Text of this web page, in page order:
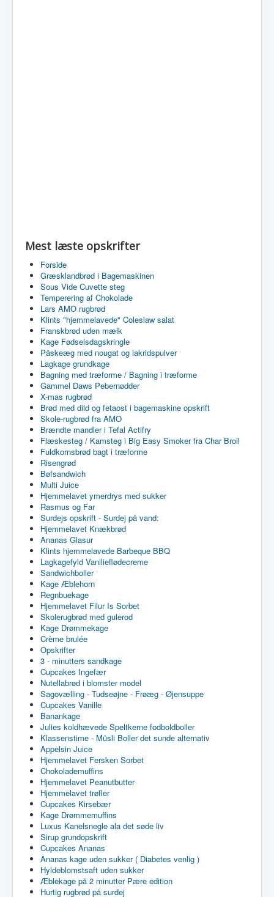
Mest læste opskrifter
Forside
Græsklandbrød i Bagemaskinen
Sous Vide Cuvette steg
Temperering af Chokolade
Lars AMO rugbrød
Klints "hjemmelavede" Coleslaw salat
Franskbrød uden mælk
Kage Fødselsdagskringle
Påskeæg med nougat og lakridspulver
Lagkage grundkage
Bagning med træforme / Bagning i træforme
Gammel Daws Pebernødder
X-mas rugbrød
Brød med dild og fetaost i bagemaskine opskrift
Skole-rugbrød fra AMO
Brændte mandler i Tefal Actifry
Flæskesteg / Kamsteg i Big Easy Smoker fra Char Broil
Fuldkornsbrød bagt i træforme
Risengrød
Bøfsandwich
Multi Juice
Hjemmelavet ymerdrys med sukker
Rasmus og Far
Surdejs opskrift - Surdej på vand:
Hjemmelavet Knækbrød
Ananas Glasur
Klints hjemmelavede Barbeque BBQ
Lagkagefyld Vanilieflødecreme
Sandwichboller
Kage Æblehorn
Regnbuekage
Hjemmelavet Filur Is Sorbet
Skolerugbrød med gulerod
Kage Drømmekage
Crème brulée
Opskrifter
3 - minutters sandkage
Cupcakes Ingefær
Nutellabrød i blomster model
Sagovælling - Tudseøjne - Frøæg - Øjensuppe
Cupcakes Vanille
Banankage
Julies koldhævede Speltkerne fodboldboller
Klassenstime - Müsli Boller det sunde alternativ
Appelsin Juice
Hjemmelavet Fersken Sorbet
Chokolademuffins
Hjemmelavet Peanutbutter
Hjemmelavet trøfler
Cupcakes Kirsebær
Kage Drømmemuffins
Luxus Kanelsnegle ala det søde liv
Sirup grundopskrift
Cupcakes Ananas
Ananas kage uden sukker ( Diabetes venlig )
Hyldeblomstsaft uden sukker
Æblekage på 2 minutter Pære edition
Hurtig rugbrød på surdej